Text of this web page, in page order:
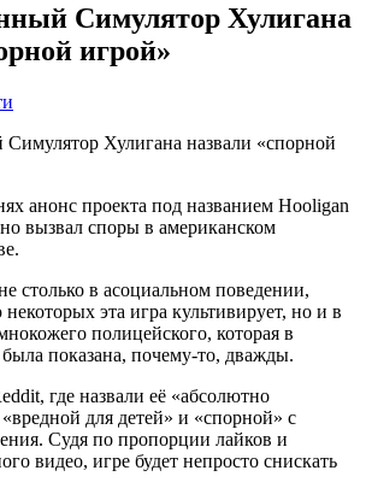
Симулятор Хулигана
игрой»
анонс проекта под названием Hooligan
вызвал споры в американском
столько в асоциальном поведении,
эта игра культивирует, но и в
полицейского, которая в
показана, почему-то, дважды.
где назвали её «абсолютно
для детей» и «спорной» с
Судя по пропорции лайков и
видео, игре будет непросто снискать